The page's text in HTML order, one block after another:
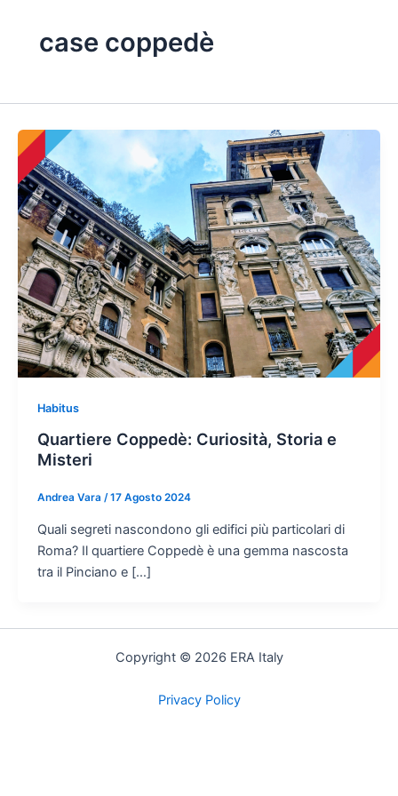
case coppedè
Habitus
Quartiere Coppedè: Curiosità, Storia e
Misteri
Andrea Vara /17 Agosto 2024
Quali segreti nascondono gli edifici più particolari di
Roma? Il quartiere Coppedè è una gemma nascosta
tra il Pinciano e […]
Copyright © 2026 ERA Italy
Privacy Policy